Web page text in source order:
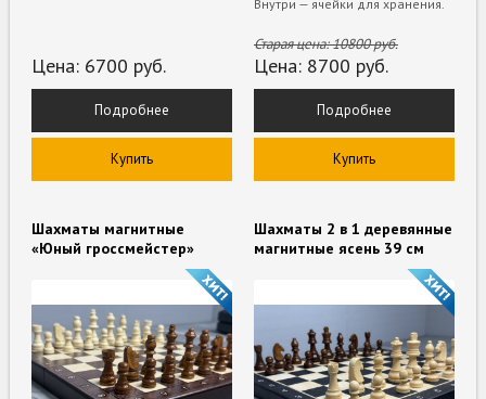
Цена: 6700 руб.
Подробнее
Купить
Внутри — ячейки для хранения.
Старая цена:10800руб.
Цена: 8700 руб.
Подробнее
Купить
Шахматы магнитные
«Юный гроссмейстер»
Шахматы 2 в 1 деревянные
магнитные ясень 39 см